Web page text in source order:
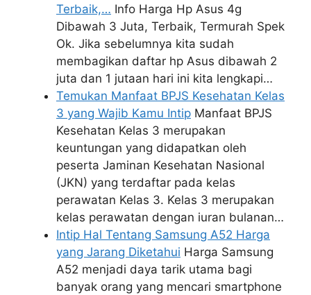
Terbaik,… Info Harga Hp Asus 4g
Dibawah 3 Juta, Terbaik, Termurah Spek
Ok. Jika sebelumnya kita sudah
membagikan daftar hp Asus dibawah 2
juta dan 1 jutaan hari ini kita lengkapi…
Temukan Manfaat BPJS Kesehatan Kelas
3 yang Wajib Kamu Intip Manfaat BPJS
Kesehatan Kelas 3 merupakan
keuntungan yang didapatkan oleh
peserta Jaminan Kesehatan Nasional
(JKN) yang terdaftar pada kelas
perawatan Kelas 3. Kelas 3 merupakan
kelas perawatan dengan iuran bulanan…
Intip Hal Tentang Samsung A52 Harga
yang Jarang Diketahui Harga Samsung
A52 menjadi daya tarik utama bagi
banyak orang yang mencari smartphone